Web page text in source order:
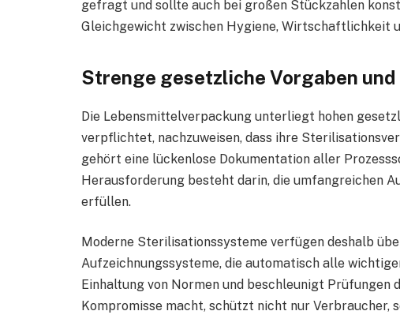
gefragt und sollte auch bei großen Stückzahlen
Gleichgewicht zwischen Hygiene, Wirtschaftlichkeit
Strenge gesetzliche Vorgaben
Die Lebensmittelverpackung unterliegt hohen
verpflichtet, nachzuweisen, dass ihre
gehört eine lückenlose Dokumentation aller
Herausforderung besteht darin, die umfangreichen
erfüllen.
Moderne Sterilisationssysteme verfügen deshalb
Aufzeichnungssysteme, die automatisch alle
Einhaltung von Normen und beschleunigt Prüfungen
Kompromisse macht, schützt nicht nur Verbraucher,